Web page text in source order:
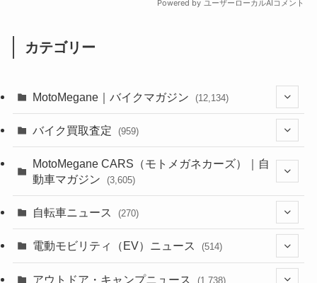
カテゴリー
MotoMegane｜バイクマガジン (12,134)
(44)
(638)
(118)
(60)
(252)
(38) (249)
(306)
(6,957)
(2,473)
(1,226)
バイク買取査定 (959)
(352)
MotoMegane CARS（モトメガネカーズ）｜自
動車マガジン
(3,605)
(185)
自転車ニュース (270)
(54)
(211)
電動モビリティ（EV）ニュース (514)
(132)
アウトドア・キャンプニュース (1,738)